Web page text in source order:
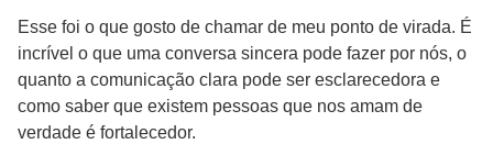
Esse foi o que gosto de chamar de meu ponto de virada. É
incrível o que uma conversa sincera pode fazer por nós, o
quanto a comunicação clara pode ser esclarecedora e
como saber que existem pessoas que nos amam de
verdade é fortalecedor.